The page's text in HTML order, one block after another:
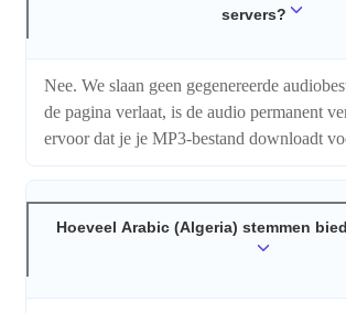
servers?
Nee. We slaan geen gegenereerde
de pagina verlaat, is de audio permanent
ervoor dat je je MP3-bestand downloadt
Hoeveel Arabic (Algeria) stemmen